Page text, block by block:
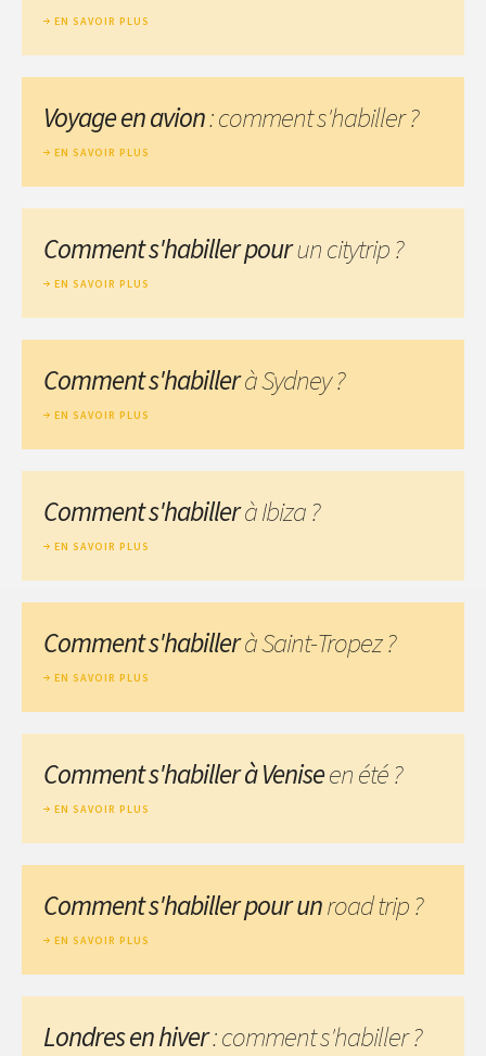
EN SAVOIR PLUS
Voyage en avion: comment s'habiller ?
EN SAVOIR PLUS
Comment s'habiller pourun citytrip ?
EN SAVOIR PLUS
Comment s'habillerà Sydney ?
EN SAVOIR PLUS
Comment s'habillerà Ibiza ?
EN SAVOIR PLUS
Comment s'habillerà Saint-Tropez ?
EN SAVOIR PLUS
Comment s'habiller à Veniseen été ?
EN SAVOIR PLUS
Comment s'habiller pour unroad trip ?
EN SAVOIR PLUS
Londres en hiver: comment s'habiller ?